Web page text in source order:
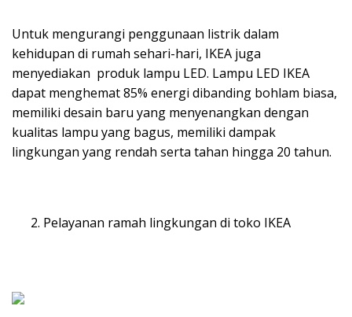
Untuk mengurangi penggunaan listrik dalam
kehidupan di rumah sehari-hari, IKEA juga
menyediakan produk lampu LED. Lampu LED IKEA
dapat menghemat 85% energi dibanding bohlam biasa,
memiliki desain baru yang menyenangkan dengan
kualitas lampu yang bagus, memiliki dampak
lingkungan yang rendah serta tahan hingga 20 tahun.
Pelayanan ramah lingkungan di toko IKEA